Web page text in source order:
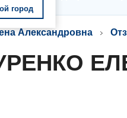
город
Александровна